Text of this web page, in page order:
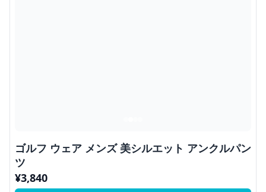
ゴルフ ウェア メンズ 美シルエット アンクルパン
ツ
¥3,840